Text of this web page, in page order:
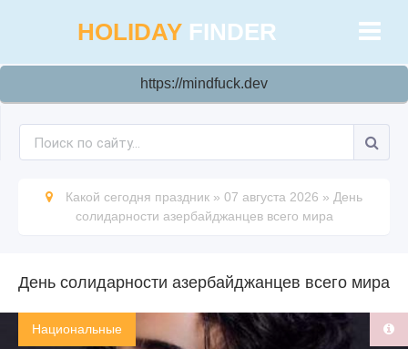
HOLIDAY FINDER
https://mindfuck.dev
Какой сегодня праздник » 07 августа 2026 » День
солидарности азербайджанцев всего мира
День солидарности азербайджанцев всего мира
Национальные